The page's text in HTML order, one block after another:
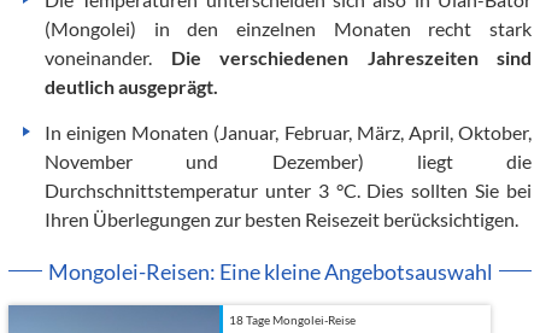
(Mongolei) in den einzelnen Monaten recht stark
voneinander. Die verschiedenen Jahreszeiten sind
deutlich ausgeprägt.
In einigen Monaten (Januar, Februar, März, April, Oktober,
November und Dezember) liegt die
Durchschnittstemperatur unter 3 °C. Dies sollten Sie bei
Ihren Überlegungen zur besten Reisezeit berücksichtigen.
Mongolei-Reisen: Eine kleine Angebotsauswahl
18 Tage Mongolei-Reise